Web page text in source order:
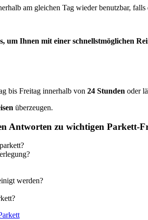
am gleichen Tag wieder benutzbar,
um Ihnen mit einer schnellstmöglichen
bis Freitag innerhalb von 24 Stunden oder
überzeugen.
Antworten zu wichtigen
werden?